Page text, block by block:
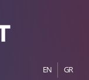
EN GR